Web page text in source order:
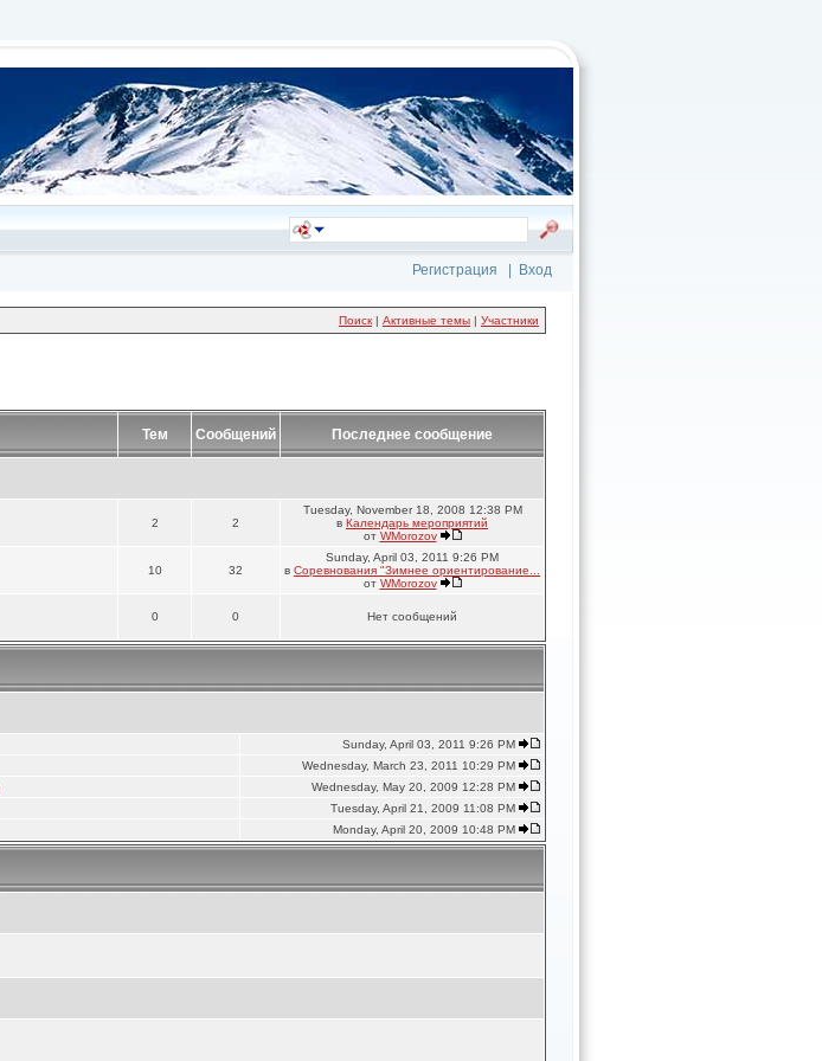
Регистрация Вход
Поиск | Активные темы | Участники
Тем Сообщений Последнее сообщение
2 2
Tuesday, November 18, 2008 12:38 PM
в Календарь мероприятий
от WMorozov
10 32
Sunday, April 03, 2011 9:26 PM
в Соревнования "Зимнее ориентирование...
от WMorozov
0 0 Нет сообщений
Sunday, April 03, 2011 9:26 PM
Wednesday, March 23, 2011 10:29 PM
Wednesday, May 20, 2009 12:28 PM
Tuesday, April 21, 2009 11:08 PM
Monday, April 20, 2009 10:48 PM